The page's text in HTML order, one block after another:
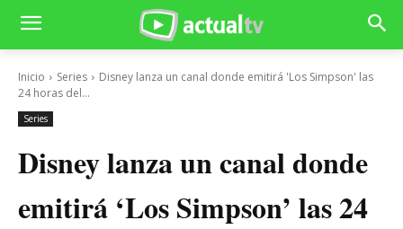
Inicio Series
Disney lanza un canal donde emitirá 'Los Simpson' las
24 horas del...
Series
Disney lanza un canal donde
emitirá ‘Los Simpson’ las 24